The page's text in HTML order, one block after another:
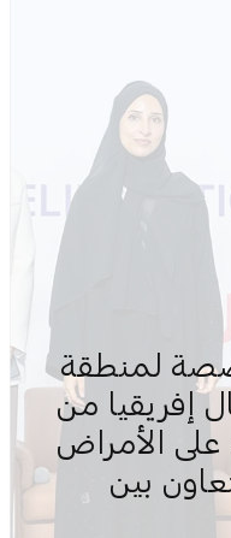
لمنطقة
إفريقيا من
على الأمراض
بين